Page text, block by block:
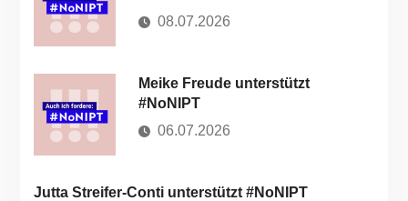
08.07.2026
Meike Freude unterstützt
#NoNIPT
06.07.2026
Jutta Streifer-Conti unterstützt #NoNIPT